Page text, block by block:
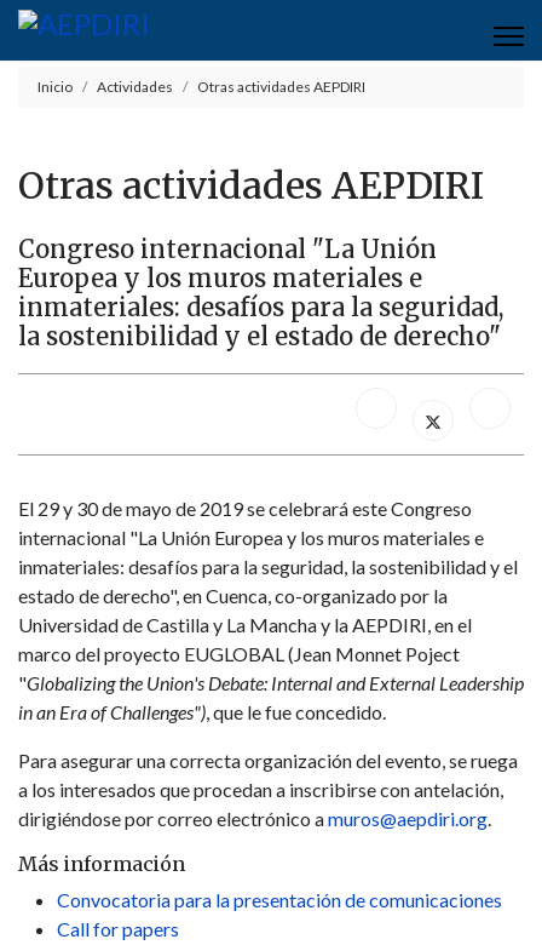
Inicio Actividades Otras actividades AEPDIRI
Otras actividades AEPDIRI
Congreso internacional "La Unión
Europea y los muros materiales e
inmateriales: desafíos para la seguridad,
la sostenibilidad y el estado de derecho"
El 29 y 30 de mayo de 2019 se celebrará este Congreso
internacional "La Unión Europea y los muros materiales e
inmateriales: desafíos para la seguridad, la sostenibilidad y el
estado de derecho", en Cuenca, co-organizado por la
Universidad de Castilla y La Mancha y la AEPDIRI, en el
marco del proyecto EUGLOBAL (Jean Monnet Poject
"Globalizing the Union's Debate: Internal and External Leadership
in an Era of Challenges"), que le fue concedido.
Para asegurar una correcta organización del evento, se ruega
a los interesados que procedan a inscribirse con antelación,
dirigiéndose por correo electrónico amuros@aepdiri.org.
Más información
Convocatoria para la presentación de comunicaciones
Call for papers